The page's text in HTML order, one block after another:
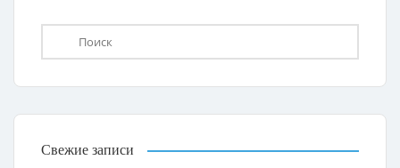
Свежие записи